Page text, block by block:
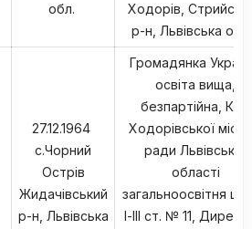
обл.
Ходорів,
р-н, Львівська
27.12.1964
с.Чорний
Острів
Жидачівський
р-н, Львівська
Громадянка
освіта вища,
безпартійна, КНЗ
Ходорівської
ради Львівської
області
загальноосвітня
І-ІІІ ст. № 11,